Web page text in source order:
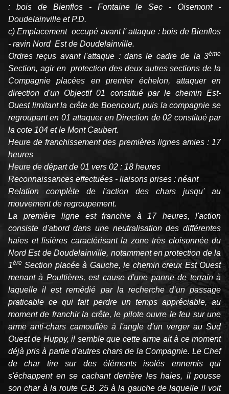
: bois de Bienflos - Fontaine le Sec - Oisemont -
Doudelainville et P.D.
c) Emplacement occupé avant l' attaque : bois de Bienflos
- ravin Nord Est de Doudelainville.
Ordres reçus avant l'attaque : dans le cadre de la 3ème
Section, agir en protection des deux autres sections de la
Compagnie placées en premier échelon, attaquer en
direction d'un Objectif 01 constitué par le chemin Est-
Ouest limitant la crête de Boencourt, puis la compagnie se
regroupant en 01 attaquer en Direction de 02 constitué par
la cote 104 et le Mont Caubert.
Heure de franchissement des premières lignes amies : 17
heures
Heure de départ de 01 vers 02 : 18 heures
Reconnaissances effectuées - liaisons prises : néant
Relation complète de l'action des chars jusqu' au
mouvement de regroupement.
La première ligne est franchie à 17 heures, l'action
consiste d'abord dans une neutralisation des différentes
haies et lisières caractérisant la zone très cloisonnée du
Nord Est de Doudelainville, notamment en protection de la
1ère Section placée à Gauche, le chemin creux Est Ouest
menant à Poultières, est cause d'une panne de terrain à
laquelle il est remédié par la recherche d’un passage
praticable ce qui fait perdre un temps appréciable, au
moment de franchir la crête, le pilote ouvre le feu sur une
arme anti-chars camouflée à l'angle d'un verger au Sud
Ouest de Huppy, il semble que cette arme ait à ce moment
déjà pris à partie d'autres chars de la Compagnie. Le Chef
de char tire sur des éléments isolés ennemis qui
s'échappent en se cachant derrière les haies, il pousse
son char à la route G.B. 25 à la gauche de laquelle il voit